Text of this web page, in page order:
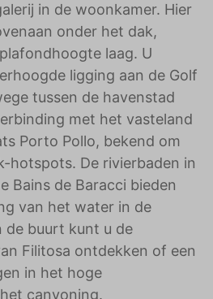
in de woonkamer. Hier
onder het dak,
laag. U
ligging aan de Golf
tussen de havenstad
met het vasteland
Porto Pollo, bekend om
hotspots. De rivierbaden in
Bains de Baracci bieden
van het water in de
de buurt kunt u de
Filitosa ontdekken of een
in het hoge
canyoning.